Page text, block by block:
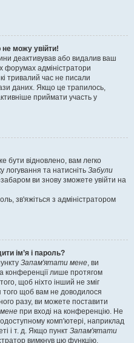
можу увійти!
деактивував або видалив ваш
форумах адміністратори
тривалий час не писали
даних. Якщо це трапилось,
приймати участь у
бути відновлено, вам легко
логування та натисніть Забули
ви знову зможете увійти на
зв'яжіться з адміністратором
ім’я і пароль?
Запам'ятати мене, ви
конференції лише протягом
щоб ніхто інший не зміг
того щоб вам не доводилося
разу, ви можете поставити
при вході на конференцію. Не
комп'ютері, наприклад
і т. д. Якщо пункт Запам'ятати
вимкнув цю функцію.